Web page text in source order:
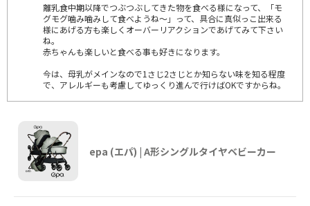
離乳食中期以降でつぶつぶしてきた物を食べる様になって、「モ
グモグ噛み噛みして食べようね～」って、具合に真似っこ出来る
様にあげる方も楽しくオーバーリアクションであげてみて下さい
ね。
赤ちゃんも楽しいと食べる事も好きになります。
今は、母乳がメインなので1さじ2さじとか知らない味を知る程度
で、アレルギーも考慮してゆっくり進んで行けばOKですからね。
epa (エパ) | A形シングルタイヤベビーカー